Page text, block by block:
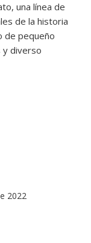
una línea de
de la historia
de pequeño
y diverso
2022